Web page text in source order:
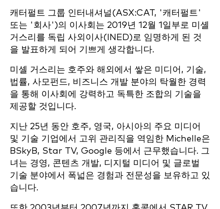
캐터펄트 그룹 인터내셔널(ASX:CAT, '캐터펄트'
또는 '회사')의 이사회는 2019년 12월 1일부로 미셸
거스리를 독립 사외이사(INED)로 임명하게 된 것
을 발표하게 되어 기쁘게 생각합니다.
미셸 거스리는 호주와 해외에서 쌓은 미디어, 기술,
법률, 사모펀드, 비즈니스 개발 분야의 탁월한 경력
을 통해 이사회에 강력하고 독특한 조합의 기술을
제공할 것입니다.
지난 25년 동안 호주, 영국, 아시아의 주요 미디어
및 기술 기업에서 고위 관리직을 역임한 Michelle은
BSkyB, Star TV, Google 등에서 근무했습니다. 그
녀는 경영, 콘텐츠 개발, 디지털 미디어 및 글로벌
기술 분야에서 폭넓은 경험과 전문성을 보유하고 있
습니다.